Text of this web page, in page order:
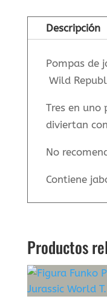
cantidad
Descripción
Pompas de
Wild
Tres en uno
diviertan
No
Contiene
Productos